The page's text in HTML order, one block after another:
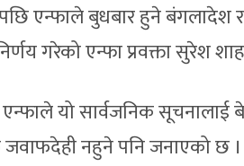
एन्फाले बुधबार हुने बंगलादेश
गरेको एन्फा प्रवक्ता सुरेश
यो सार्वजनिक सूचनालाई
नहुने पनि जनाएको छ ।